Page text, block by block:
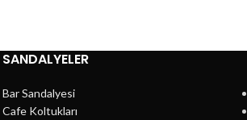
SANDALYELER
Bar Sandalyesi
Cafe Koltukları